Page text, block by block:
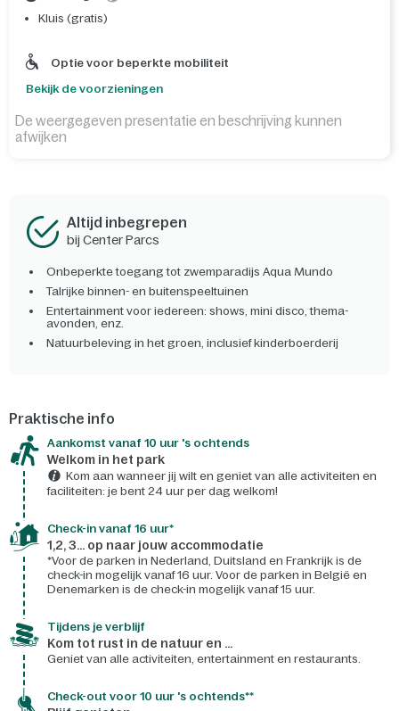
Kluis (gratis)
Optie voor beperkte mobiliteit
Bekijk de voorzieningen
De weergegeven presentatie en beschrijving kunnen
afwijken
Altijd inbegrepen
bij Center Parcs
Onbeperkte toegang tot zwemparadijs Aqua Mundo
Talrijke binnen- en buitenspeeltuinen
Entertainment voor iedereen: shows, mini disco, thema-
avonden, enz.
Natuurbeleving in het groen, inclusief kinderboerderij
Praktische info
Aankomst vanaf 10 uur 's ochtends
Welkom in het park
Kom aan wanneer jij wilt en geniet van alle activiteiten en
faciliteiten: je bent 24 uur per dag welkom!
Check-in vanaf 16 uur*
1,2, 3... op naar jouw accommodatie
*Voor de parken in Nederland, Duitsland en Frankrijk is de
check-in mogelijk vanaf 16 uur. Voor de parken in België en
Denemarken is de check-in mogelijk vanaf 15 uur.
Tijdens je verblijf
Kom tot rust in de natuur en ...
Geniet van alle activiteiten, entertainment en restaurants.
Check-out voor 10 uur 's ochtends**